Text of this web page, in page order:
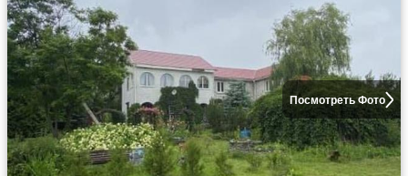
Посмотреть Фото